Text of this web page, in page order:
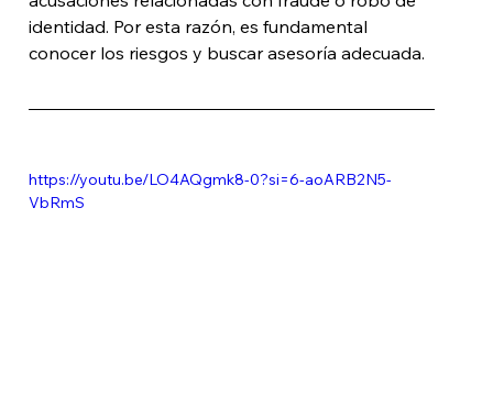
identidad. Por esta razón, es fundamental
conocer los riesgos y buscar asesoría adecuada.
https://youtu.be/LO4AQgmk8-0?si=6-aoARB2N5-
VbRmS